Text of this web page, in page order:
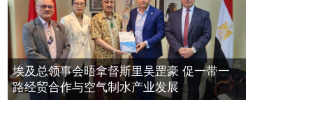
埃及总领事会晤拿督斯里吴罡豪 促一带一
路经贸合作与空气制水产业发展